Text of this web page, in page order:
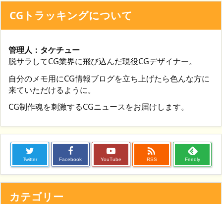
CGトラッキングについて
管理人：タケチュー
脱サラしてCG業界に飛び込んだ現役CGデザイナー。
自分のメモ用にCG情報ブログを立ち上げたら色んな方に
来ていただけるように。
CG制作魂を刺激するCGニュースをお届けします。
Twitter Facebook YouTube

RSS Feedly
カテゴリー